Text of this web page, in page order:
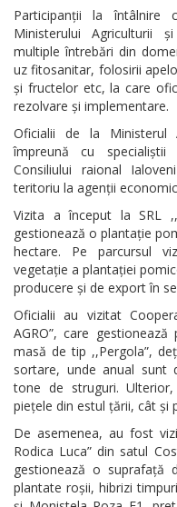
Participanții la întâlnire
Ministerului Agriculturii
multiple întrebări din
uz fitosanitar, folosirii
și fructelor etc, la care
rezolvare și implementare.
Oficialii de la Ministerul
împreună cu
Consiliului raional
teritoriu la agenții
Vizita a început la SRL
gestionează o plantație
hectare. Pe parcursul
vegetație a plantației
producere și de export în
Oficialii au vizitat
AGRO”, care
masă de tip ,,Pergola”,
sortare, unde anual sunt
tone de struguri.
piețele din estul țării, cât și
De asemenea, au fost
Rodica Luca” din satul
gestionează o
plantate roșii, hibrizi